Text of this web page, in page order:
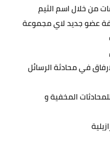
في محادثة الرسائل
المخفية و